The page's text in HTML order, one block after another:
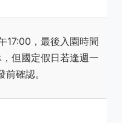
17:00，最後入園時間
但國定假日若逢週一
確認。